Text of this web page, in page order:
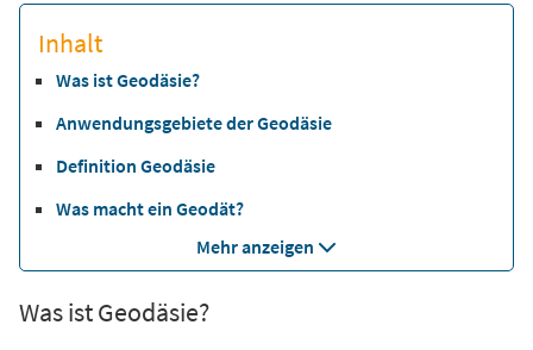
Inhalt
Was ist Geodäsie?
Anwendungsgebiete der Geodäsie
Definition Geodäsie
Was macht ein Geodät?
Mehr anzeigen
Was ist Geodäsie?